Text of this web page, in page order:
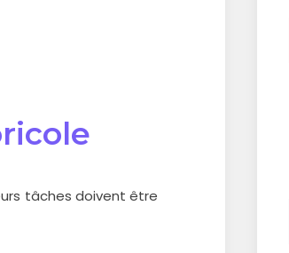
tâches doivent être